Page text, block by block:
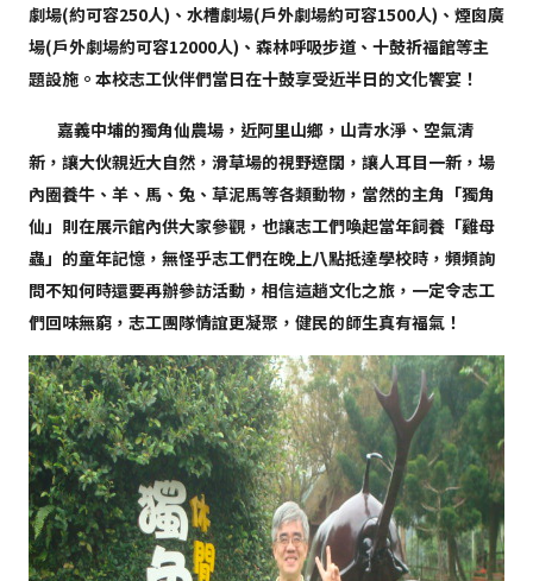
劇場(約可容250人)、水槽劇場(戶外劇場約可容1500人)、煙囪廣
場(戶外劇場約可容12000人)、森林呼吸步道、十鼓祈福館等主
題設施。本校志工伙伴們當日在十鼓享受近半日的文化饗宴！
嘉義中埔的獨角仙農場，近阿里山鄉，山青水淨、空氣清
新，讓大伙親近大自然，滑草場的視野遼闊，讓人耳目一新，場
內圈養牛、羊、馬、兔、草泥馬等各類動物，當然的主角「獨角
仙」則在展示館內供大家參觀，也讓志工們喚起當年飼養「雞母
蟲」的童年記憶，無怪乎志工們在晚上八點抵達學校時，頻頻詢
問不知何時還要再辦參訪活動，相信這趟文化之旅，一定令志工
們回味無窮，志工團隊情誼更凝聚，健民的師生真有福氣！